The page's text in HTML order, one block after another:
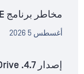
مخاطر برنامج IntelligentFILE
أغسطس 5 2026